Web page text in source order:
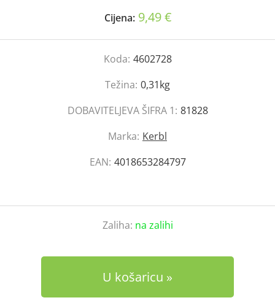
Cijena: 9,49 €
Koda: 4602728
Težina: 0,31kg
DOBAVITELJEVA ŠIFRA 1: 81828
Marka: Kerbl
EAN: 4018653284797
Zaliha: na zalihi
U košaricu